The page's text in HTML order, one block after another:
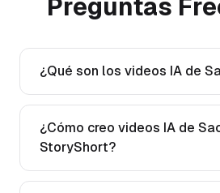
Preguntas
¿Qué son los videos IA de
¿Cómo creo videos IA de
StoryShort?